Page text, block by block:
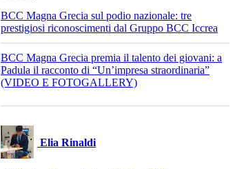
BCC Magna Grecia sul podio nazionale: tre
prestigiosi riconoscimenti dal Gruppo BCC Iccrea
BCC Magna Grecia premia il talento dei giovani: a
Padula il racconto di “Un’impresa straordinaria”
(VIDEO E FOTOGALLERY)
Elia Rinaldi